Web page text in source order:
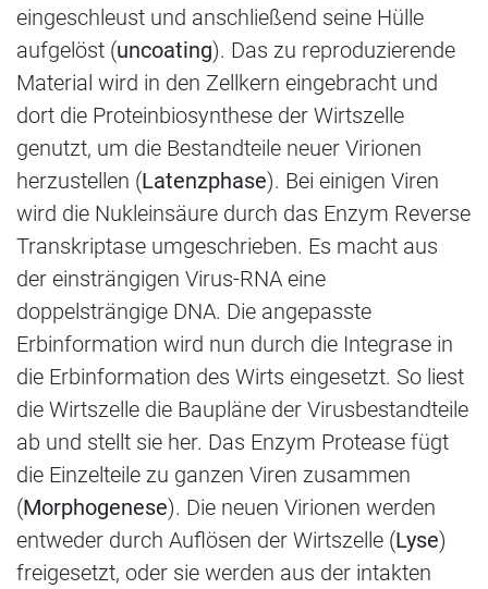
eingeschleust und anschließend seine Hülle
aufgelöst (uncoating). Das zu reproduzierende
Material wird in den Zellkern eingebracht und
dort die Proteinbiosynthese der Wirtszelle
genutzt, um die Bestandteile neuer Virionen
herzustellen (Latenzphase). Bei einigen Viren
wird die Nukleinsäure durch das Enzym Reverse
Transkriptase umgeschrieben. Es macht aus
der einsträngigen Virus-RNA eine
doppelsträngige DNA. Die angepasste
Erbinformation wird nun durch die Integrase in
die Erbinformation des Wirts eingesetzt. So liest
die Wirtszelle die Baupläne der Virusbestandteile
ab und stellt sie her. Das Enzym Protease fügt
die Einzelteile zu ganzen Viren zusammen
(Morphogenese). Die neuen Virionen werden
entweder durch Auflösen der Wirtszelle (Lyse)
freigesetzt, oder sie werden aus der intakten